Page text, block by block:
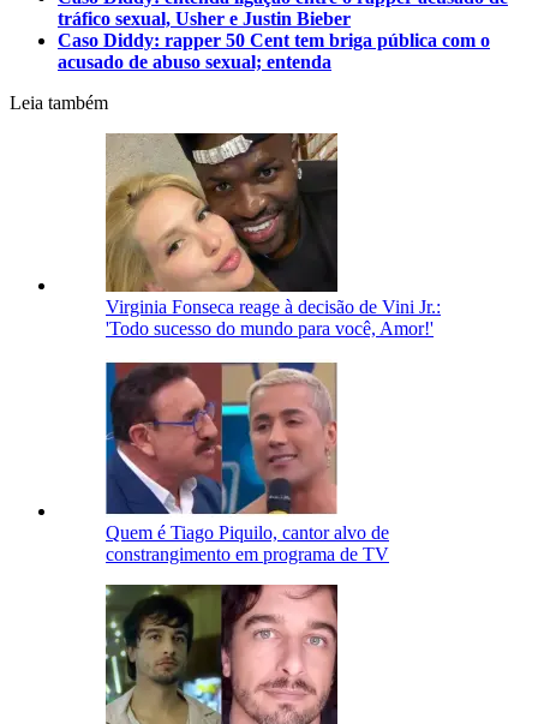
tráfico sexual, Usher e Justin Bieber
Caso Diddy: rapper 50 Cent tem briga pública com o
acusado de abuso sexual; entenda
Leia também
Virginia Fonseca reage à decisão de Vini Jr.:
'Todo sucesso do mundo para você, Amor!'
Quem é Tiago Piquilo, cantor alvo de
constrangimento em programa de TV